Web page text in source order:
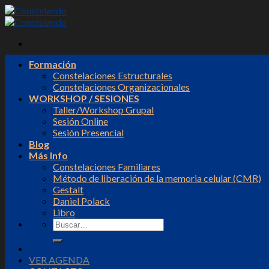
Skip
to
Formación
Constelaciones Estructurales
Constelaciones Organizacionales
WORKSHOP / SESIONES
Taller/Workshop Grupal
Sesión Online
Sesión Presencial
Blog
Más Info
Constelaciones Familiares
Método de liberación de la memoria celular (CMR)
Gestalt
Daniel Polack
Libro
VER AGENDA